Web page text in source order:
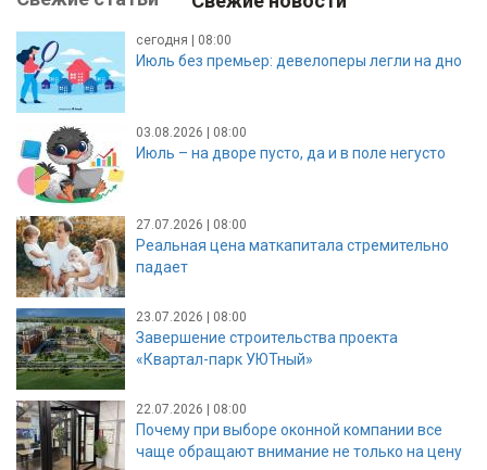
сегодня | 08:00
Июль без премьер: девелоперы легли на дно
03.08.2026 | 08:00
Июль – на дворе пусто, да и в поле негусто
27.07.2026 | 08:00
Реальная цена маткапитала стремительно
падает
23.07.2026 | 08:00
Завершение строительства проекта
«Квартал-парк УЮТный»
22.07.2026 | 08:00
Почему при выборе оконной компании все
чаще обращают внимание не только на цену